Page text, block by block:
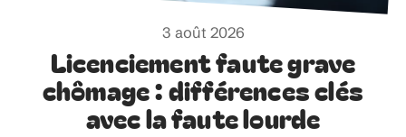
3 août 2026
Licenciement faute grave
chômage : différences clés
avec la faute lourde